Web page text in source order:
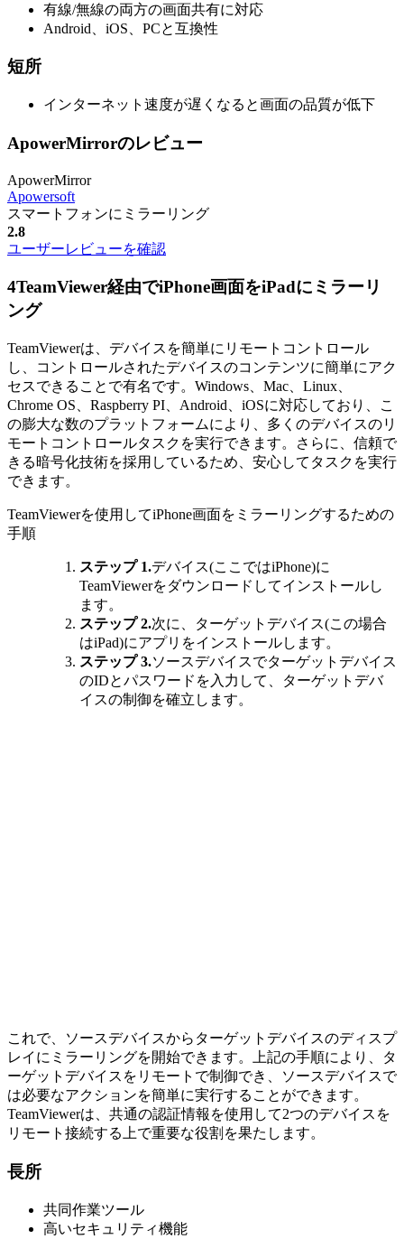
有線/無線の両方の画面共有に対応
Android、iOS、PCと互換性
短所
インターネット速度が遅くなると画面の品質が低下
ApowerMirrorのレビュー
ApowerMirror
Apowersoft
スマートフォンにミラーリング
2.8
ユーザーレビューを確認
4TeamViewer経由でiPhone画面をiPadにミラーリ
ング
TeamViewerは、デバイスを簡単にリモートコントロール
し、コントロールされたデバイスのコンテンツに簡単にアク
セスできることで有名です。Windows、Mac、Linux、
Chrome OS、Raspberry PI、Android、iOSに対応しており、こ
の膨大な数のプラットフォームにより、多くのデバイスのリ
モートコントロールタスクを実行できます。さらに、信頼で
きる暗号化技術を採用しているため、安心してタスクを実行
できます。
TeamViewerを使用してiPhone画面をミラーリングするための
手順
ステップ 1.デバイス(ここではiPhone)に
TeamViewerをダウンロードしてインストールし
ます。
ステップ 2.次に、ターゲットデバイス(この場合
はiPad)にアプリをインストールします。
ステップ 3.ソースデバイスでターゲットデバイス
のIDとパスワードを入力して、ターゲットデバ
イスの制御を確立します。
これで、ソースデバイスからターゲットデバイスのディスプ
レイにミラーリングを開始できます。上記の手順により、タ
ーゲットデバイスをリモートで制御でき、ソースデバイスで
は必要なアクションを簡単に実行することができます。
TeamViewerは、共通の認証情報を使用して2つのデバイスを
リモート接続する上で重要な役割を果たします。
長所
共同作業ツール
高いセキュリティ機能